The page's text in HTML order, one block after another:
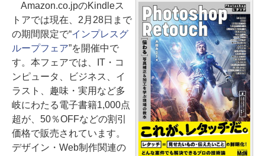
Amazon.co.jpのKindleス
トアでは現在、2月28日まで
の期間限定で“インプレスグ
ループフェア”を開催中で
す。本フェアでは、IT・コ
ンピュータ、ビジネス、イ
ラスト、趣味・実用など多
岐にわたる電子書籍1,000点
超が、50％OFFなどの割引
価格で販売されています。
デザイン・Web制作関連の